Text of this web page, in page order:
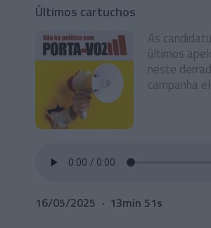
Últimos cartuchos
As
últimos
neste
campanha
16/05/2025 13min 51s